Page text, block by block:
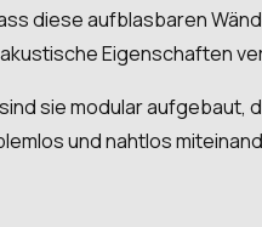
diese aufblasbaren
Eigenschaften
sie modular aufgebaut,
und nahtlos